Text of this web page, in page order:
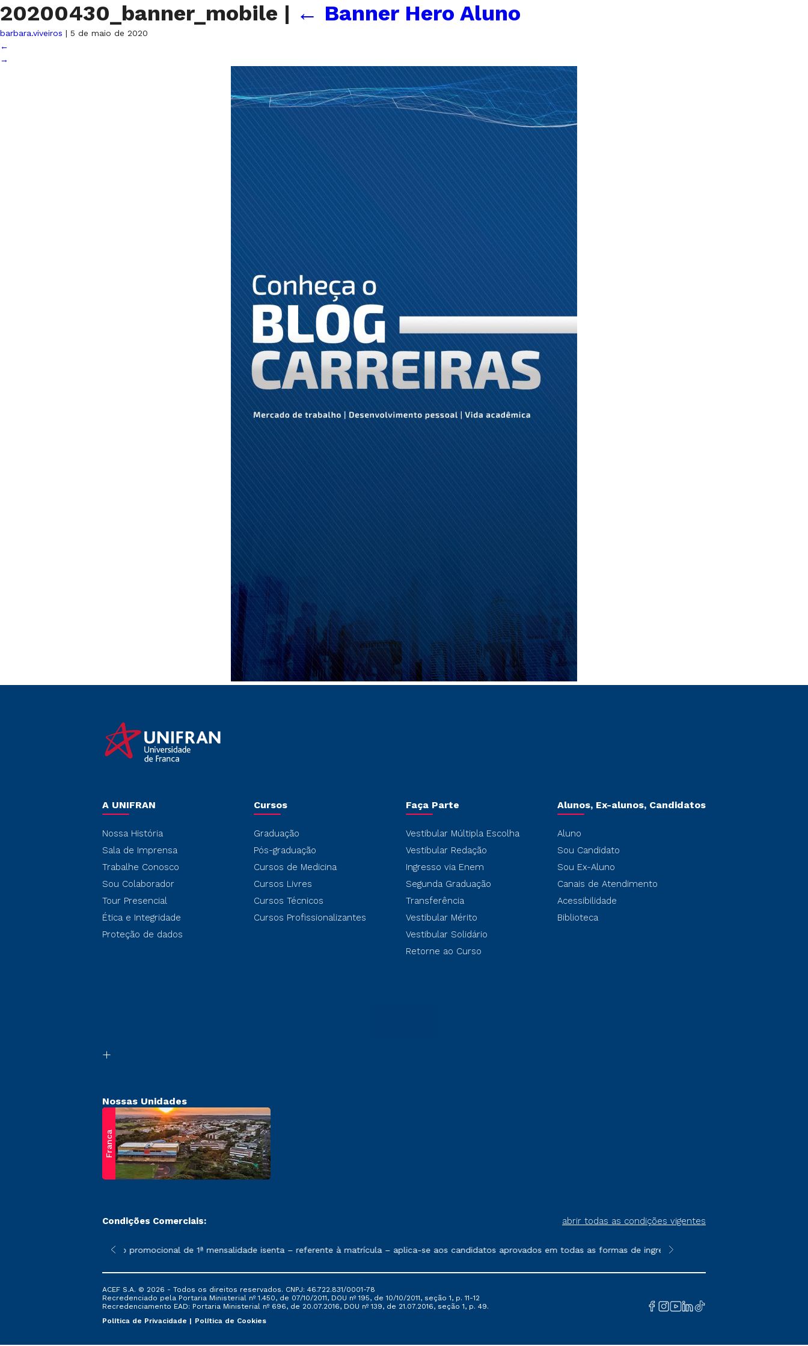
20200430_banner_mobile | ← Banner Hero Aluno
barbara.viveiros | 5 de maio de 2020
←
→
A UNIFRAN
Nossa História
Sala de Imprensa
Trabalhe Conosco
Sou Colaborador
Tour Presencial
Ética e Integridade
Proteção de dados
Cursos
Graduação
Pós-graduação
Cursos de Medicina
Cursos Livres
Cursos Técnicos
Cursos Profissionalizantes
Faça Parte
Vestibular Múltipla Escolha
Vestibular Redação
Ingresso via Enem
Segunda Graduação
Transferência
Vestibular Mérito
Vestibular Solidário
Retorne ao Curso
Alunos, Ex-alunos, Candidatos
Aluno
Sou Candidato
Sou Ex-Aluno
Canais de Atendimento
Acessibilidade
Biblioteca
Nossas Unidades
Franca
Condições Comerciais: abrir todas as condições vigentes
sofrer alterações nos períodos de rematrícula conforme exposto no contrato de prestação de serviços
*A condição promocional de 1ª mensalidade isenta – referente à matrícula – aplica-se aos candidatos aprovados em todas as formas de ingresso, exceto na prova on-line ou
**Semipresencial é um formato do
ACEF S.A. © 2026 - Todos os direitos reservados. CNPJ: 46.722.831/0001-78
Recredenciado pela Portaria Ministerial nº 1.450, de 07/10/2011, DOU nº 195, de 10/10/2011, seção 1, p. 11-12
Recredenciamento EAD: Portaria Ministerial nº 696, de 20.07.2016, DOU nº 139, de 21.07.2016, seção 1, p. 49.
Política de Privacidade
Política de Cookies